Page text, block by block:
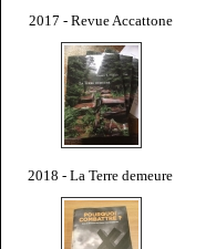
2017 - Revue Accattone
2018 - La Terre demeure